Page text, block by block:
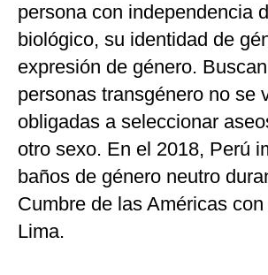
persona con independencia
biológico, su identidad de
expresión de género.
personas transgénero no se
obligadas a seleccionar
otro sexo. En el 2018, Perú
baños de género neutro
Cumbre de las Américas
Lima.